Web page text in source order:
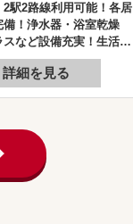
2駅2路線利用可能！各居
！浄水器・浴室乾燥
など設備充実！生活施
に揃う利便性の高い住環
詳細を見る